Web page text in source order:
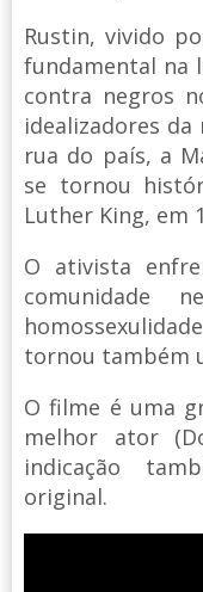
Rustin, vivido
fundamental na
contra negros
idealizadores
rua do país, a
se tornou
Luther King, em
O ativista
comunidade
tornou também
O filme é uma
melhor ator
indicação
original.